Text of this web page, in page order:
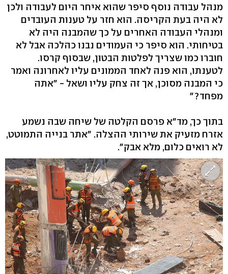
מנהל עבודה נוסף סיפר שהוא איחר היום לעבודה ולכן
לא היה בעת הקריסה. הוא חזר על טענות העובדים
ומנהלי העבודה האחרים על כך שהמבנה היה לא
בטיחותי. הוא סיפר כי העמודים נבנו כהלכה אבל לא
חוברו כמו שצריך לפלטות הבטון, שבסוף קרסו.
לטענתו, הוא פנה לאחד הממונים עליו לאחרונה ואמר
כי המבנה מסוכן, אך זה צחק עליו ושאל - "אתה
מפחד?"
בתוך כך, מד"א פרסם הקלטה של שיחה שבה נשמע
אזרח מזעיק את שירותי ההצלה. "אתר בנייה התמוטט,
לא רואים כלום, מלא אבק".